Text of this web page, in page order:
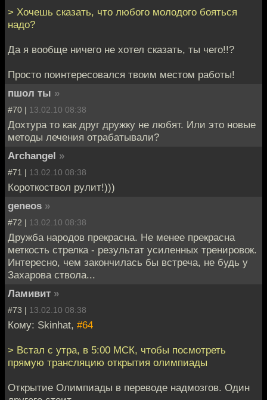
> Хочешь сказать, что любого молодого бояться
надо?
Да я вообще ничего не хотел сказать, ты чего!!?
Просто поинтересовался твоим местом работы!
пшол ты »
#70 | 13.02.10 08:38
Дохтура то как друг дружку не любят. Или это новые
методы лечения отрабатывали?
Archangel »
#71 | 13.02.10 08:38
Короткоствол рулит!)))
geneos »
#72 | 13.02.10 08:38
Дружба народов прекрасна. Не менее прекрасна
меткость стрелка - результат усиленных тренировок.
Интересно, чем закончилась бы встреча, не будь у
Захарова ствола...
Ламивит »
#73 | 13.02.10 08:38
Кому: Skinhat, #64
> Встал с утра, в 5:00 МСК, чтобы посмотреть
прямую трансляцию открытия олимпиады
Открытие Олимпиады в переводе надмозгов. Один